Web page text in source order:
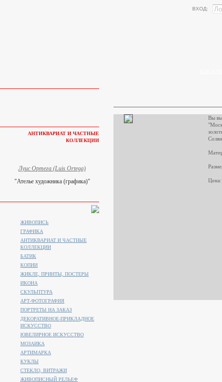
ВХОД:
Вы
АНТИКВАРИАТ И ЧАСТНЫЕ
КОЛЛЕКЦИИ
Луис Ортега (Luis Ortega)
"Ателье художника (графика)"
ЖИВОПИСЬ
ГРАФИКА
АНТИКВАРИАТ И ЧАСТНЫЕ
КОЛЛЕКЦИИ
БАТИК
КОПИИ
ЖИКЛЕ, ПРИНТЫ, ПОСТЕРЫ
ИКОНА
СКУЛЬПТУРА
АРТ-ФОТОГРАФИЯ
ПОРТРЕТЫ НА ЗАКАЗ
ДЕКОРАТИВНОЕ-ПРИКЛАДНОЕ
ИСКУССТВО
ЮВЕЛИРНОЕ ИСКУССТВО
МОЗАИКА
АРТИМАРКА
КУКЛЫ
СТЕКЛО, ВИТРАЖИ
ЖИВОПИСНЫЙ РЕЛЬЕФ